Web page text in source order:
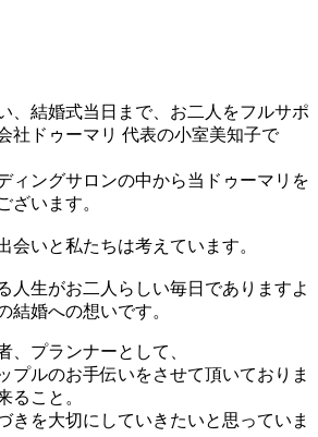
、結婚式当日まで、お二人をフルサポ
社ドゥーマリ 代表の小室美知子で
ィングサロンの中から当ドゥーマリを
ざいます。
会いと私たちは考えています。
人生がお二人らしい毎日でありますよ
結婚への想いです。
、プランナーとして、
プルのお手伝いをさせて頂いておりま
ること。
きを大切にしていきたいと思っていま